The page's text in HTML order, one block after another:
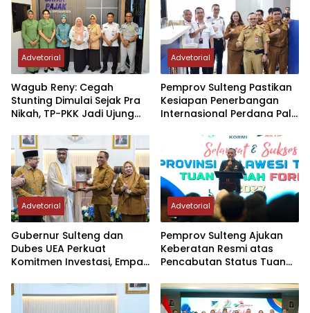
Advetorial
Wagub Reny: Cegah
Stunting Dimulai Sejak Pra
Nikah, TP-PKK Jadi Ujung
Advetorial
Pemprov Sulteng Pastikan
Kesiapan Penerbangan
Internasional Perdana Palu
Advetorial
Gubernur Sulteng dan
Dubes UEA Perkuat
Komitmen Investasi, Empat
Advetorial
Pemprov Sulteng Ajukan
Keberatan Resmi atas
Pencabutan Status Tuan
2027